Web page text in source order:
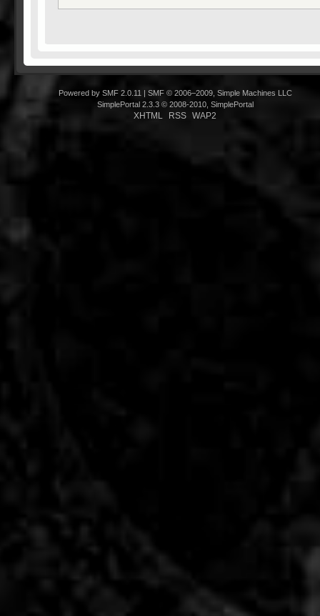
Powered by SMF 2.0.11
SMF © 2006–2009, Simple Machines LLC
SimplePortal 2.3.3 © 2008-2010, SimplePortal
XHTML RSS WAP2